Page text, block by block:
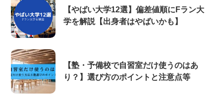
【やばい大学12選】偏差値順にFラン大
学を解説【出身者はやばいかも】
【塾・予備校で自習室だけ使うのはあ
り？】選び方のポイントと注意点等